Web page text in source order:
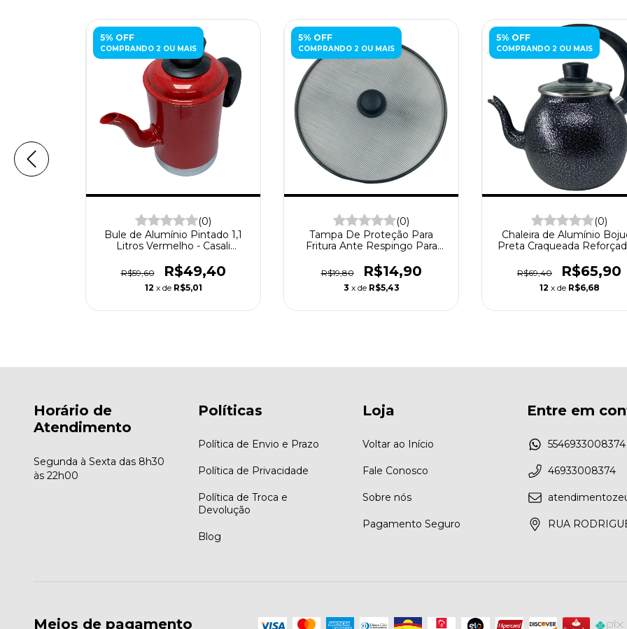
5% OFF
COMPRANDO 2 OU MAIS
(0)
Bule de Alumínio Pintado 1,1
Litros Vermelho - Casali
R$59,60 R$49,40
12 x de R$5,01
5% OFF
COMPRANDO 2 OU MAIS
(0)
Tampa De Proteção Para
Fritura Ante Respingo Para
R$19,80 R$14,90
3 x de R$5,43
5% OFF
COMPRANDO 2 OU MAIS
(0)
Chaleira de Alumínio
Preta Craqueada
R$69,40 R$65,90
12 x de R$6,68
Horário de
Atendimento
Segunda à Sexta das 8h30
às 22h00
Políticas
Política de Envio e Prazo
Política de Privacidade
Política de Troca e
Devolução
Blog
Loja
Voltar ao Início
Fale Conosco
Sobre nós
Pagamento Seguro
Entre em
5546933008374
46933008374
RUA
Meios de pagamento